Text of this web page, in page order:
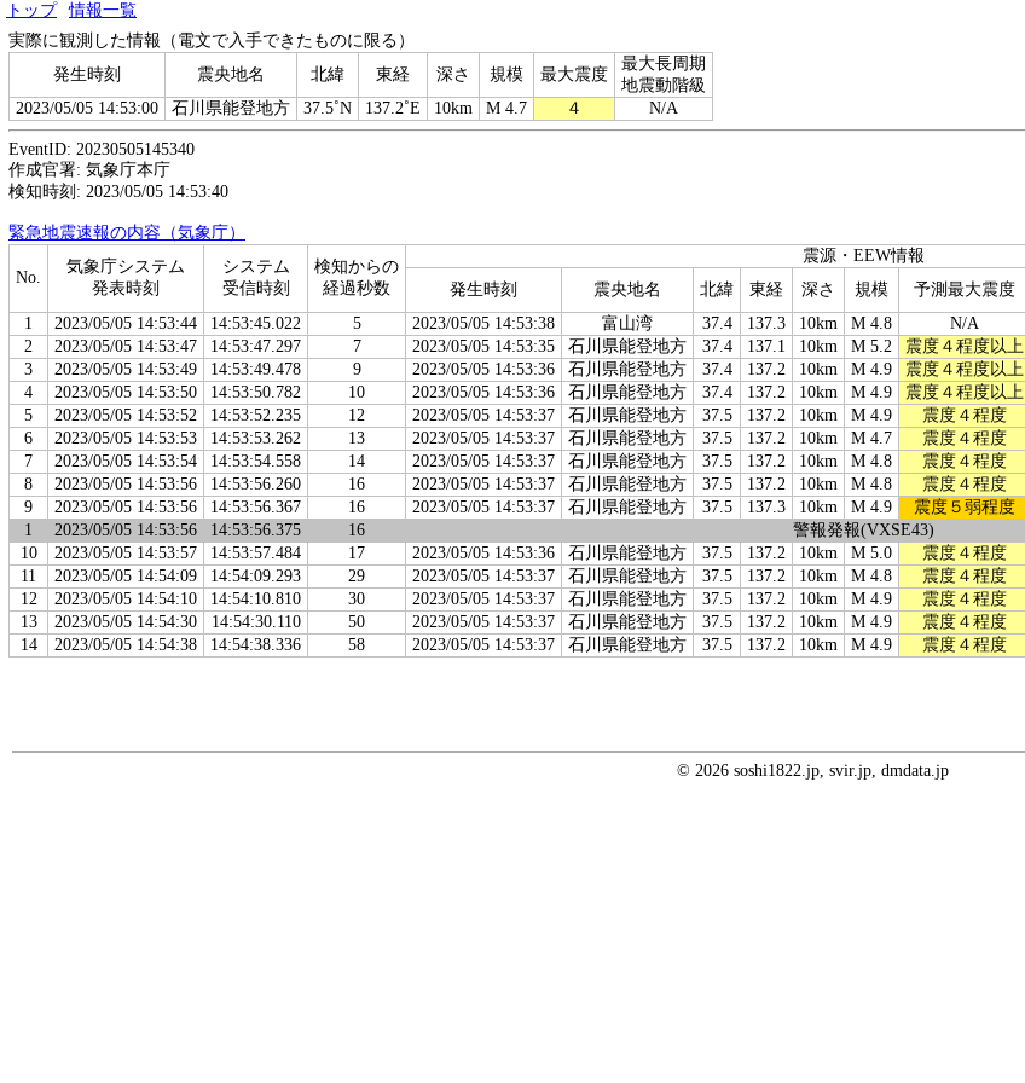
トップ
情報一覧
実際に観測した情報（電文で入手できたものに限る）
発生時刻
震央地名 北緯 東経 深さ 規模 最大震度
最大長周期
地震動階級
2023/05/05 14:53:00
石川県能登地方 37.5˚N 137.2˚E 10km M 4.7 ４ N/A
EventID: 20230505145340
作成官署: 気象庁本庁
検知時刻: 2023/05/05 14:53:40
緊急地震速報の内容（気象庁）
No.
気象庁システム
発表時刻
システム
受信時刻
検知からの
経過秒数
震源・EEW情報
発生時刻
震央地名 北緯 東経 深さ 規模 予測最大震度
1
2023/05/05 14:53:44 14:53:45.022 5 2023/05/05 14:53:38 富山湾 37.4 137.3 10km M 4.8 N/A
2
2023/05/05 14:53:47 14:53:47.297 7 2023/05/05 14:53:35 石川県能登地方 37.4 137.1 10km M 5.2 震度４程度以上
3
2023/05/05 14:53:49 14:53:49.478 9 2023/05/05 14:53:36 石川県能登地方 37.4 137.2 10km M 4.9 震度４程度以上
4
2023/05/05 14:53:50 14:53:50.782 10 2023/05/05 14:53:36 石川県能登地方 37.4 137.2 10km M 4.9 震度４程度以上
5
2023/05/05 14:53:52 14:53:52.235 12 2023/05/05 14:53:37 石川県能登地方 37.5 137.2 10km M 4.9 震度４程度
6
2023/05/05 14:53:53 14:53:53.262 13 2023/05/05 14:53:37 石川県能登地方 37.5 137.2 10km M 4.7 震度４程度
7
2023/05/05 14:53:54 14:53:54.558 14 2023/05/05 14:53:37 石川県能登地方 37.5 137.2 10km M 4.8 震度４程度
8
2023/05/05 14:53:56 14:53:56.260 16 2023/05/05 14:53:37 石川県能登地方 37.5 137.2 10km M 4.8 震度４程度
9
2023/05/05 14:53:56 14:53:56.367 16 2023/05/05 14:53:37 石川県能登地方 37.5 137.3 10km M 4.9 震度５弱程度
1
2023/05/05 14:53:56 14:53:56.375 16
警報発報(VXSE43)
10
2023/05/05 14:53:57 14:53:57.484 17 2023/05/05 14:53:36 石川県能登地方 37.5 137.2 10km M 5.0 震度４程度
11
2023/05/05 14:54:09 14:54:09.293 29 2023/05/05 14:53:37 石川県能登地方 37.5 137.2 10km M 4.8 震度４程度
12
2023/05/05 14:54:10 14:54:10.810 30 2023/05/05 14:53:37 石川県能登地方 37.5 137.2 10km M 4.9 震度４程度
13
2023/05/05 14:54:30 14:54:30.110 50 2023/05/05 14:53:37 石川県能登地方 37.5 137.2 10km M 4.9 震度４程度
14
2023/05/05 14:54:38 14:54:38.336 58 2023/05/05 14:53:37 石川県能登地方 37.5 137.2 10km M 4.9 震度４程度
© 2026 soshi1822.jp, svir.jp, dmdata.jp